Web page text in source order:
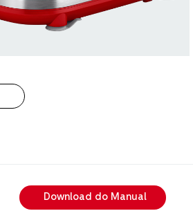
Download do Manual